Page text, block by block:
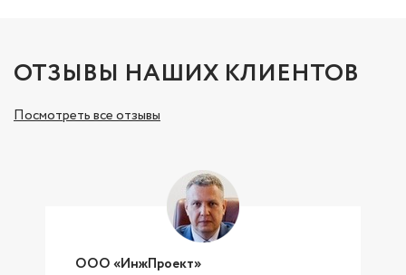
ОТЗЫВЫ НАШИХ КЛИЕНТОВ
Посмотреть все отзывы
ООО «ИнжПроект»